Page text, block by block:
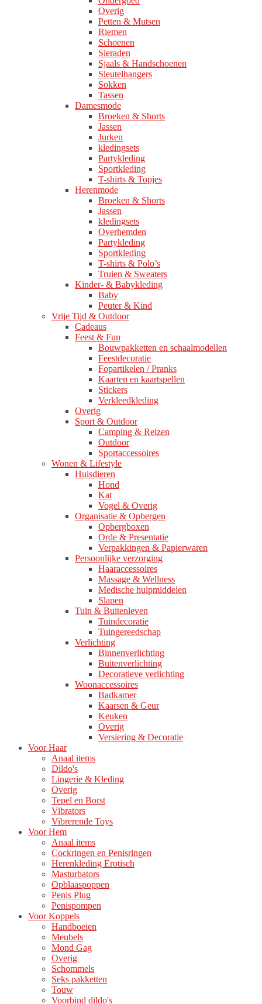
Overig
Petten & Mutsen
Riemen
Schoenen
Sieraden
Sjaals & Handschoenen
Sleutelhangers
Sokken
Tassen
Damesmode
Broeken & Shorts
Jassen
Jurken
kledingsets
Partykleding
Sportkleding
T-shirts & Topjes
Herenmode
Broeken & Shorts
Jassen
kledingsets
Overhemden
Partykleding
Sportkleding
T-shirts & Polo’s
Truien & Sweaters
Kinder- & Babykleding
Baby
Peuter & Kind
Vrije Tijd & Outdoor
Cadeaus
Feest & Fun
Bouwpakketten en schaalmodellen
Feestdecoratie
Fopartikelen / Pranks
Kaarten en kaartspellen
Stickers
Verkleedkleding
Overig
Sport & Outdoor
Camping & Reizen
Outdoor
Sportaccessoires
Wonen & Lifestyle
Huisdieren
Hond
Kat
Vogel & Overig
Organisatie & Opbergen
Opbergboxen
Orde & Presentatie
Verpakkingen & Papierwaren
Persoonlijke verzorging
Haaraccessoires
Massage & Wellness
Medische hulpmiddelen
Slapen
Tuin & Buitenleven
Tuindecoratie
Tuingereedschap
Verlichting
Binnenverlichting
Buitenverlichting
Decoratieve verlichting
Woonaccessoires
Badkamer
Kaarsen & Geur
Keuken
Overig
Versiering & Decoratie
Voor Haar
Anaal items
Dildo's
Lingerie & Kleding
Overig
Tepel en Borst
Vibrators
Vibrerende Toys
Voor Hem
Anaal items
Cockringen en Penisringen
Herenkleding Erotisch
Masturbators
Opblaaspoppen
Penis Plug
Penispompen
Voor Koppels
Handboeien
Meubels
Mond Gag
Overig
Schommels
Seks pakketten
Touw
Voorbind dildo's